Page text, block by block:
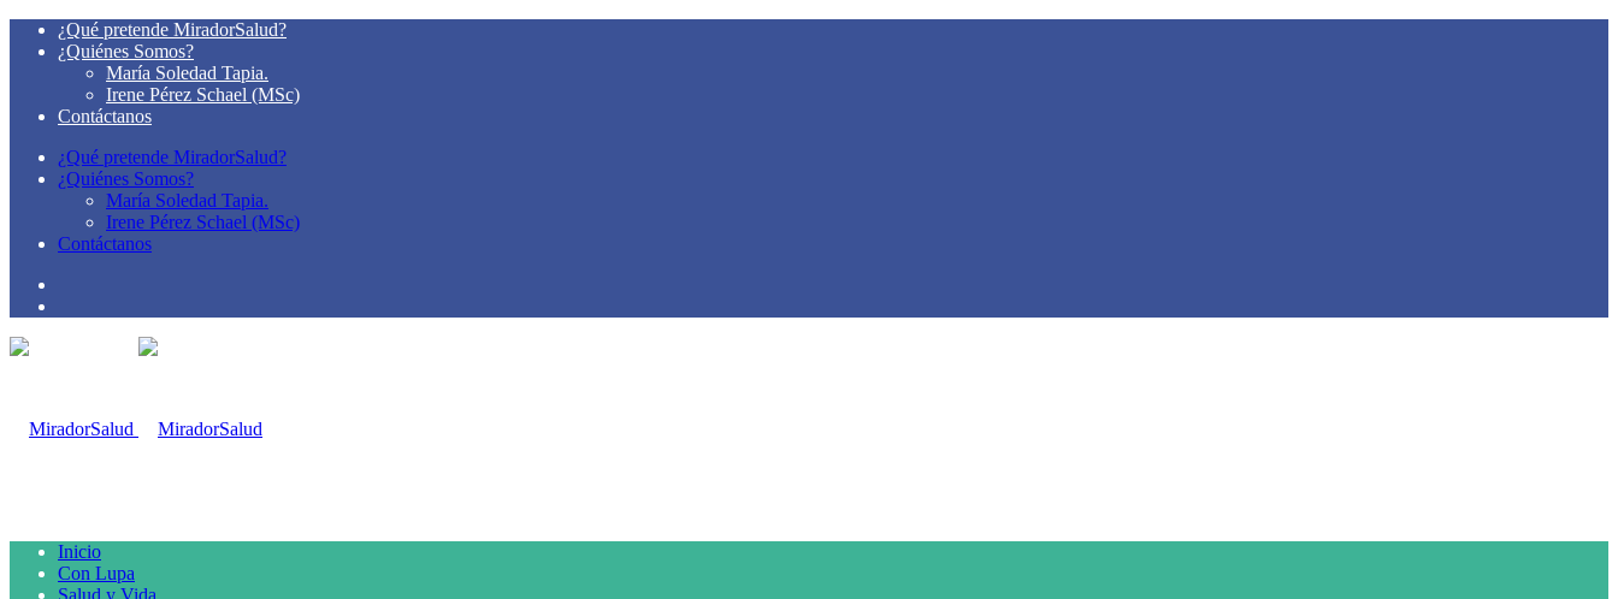
¿Qué pretende MiradorSalud?
¿Quiénes Somos?
María Soledad Tapia.
Irene Pérez Schael (MSc)
Contáctanos
¿Qué pretende MiradorSalud?
¿Quiénes Somos?
María Soledad Tapia.
Irene Pérez Schael (MSc)
Contáctanos
Inicio
Con Lupa
Salud y Vida